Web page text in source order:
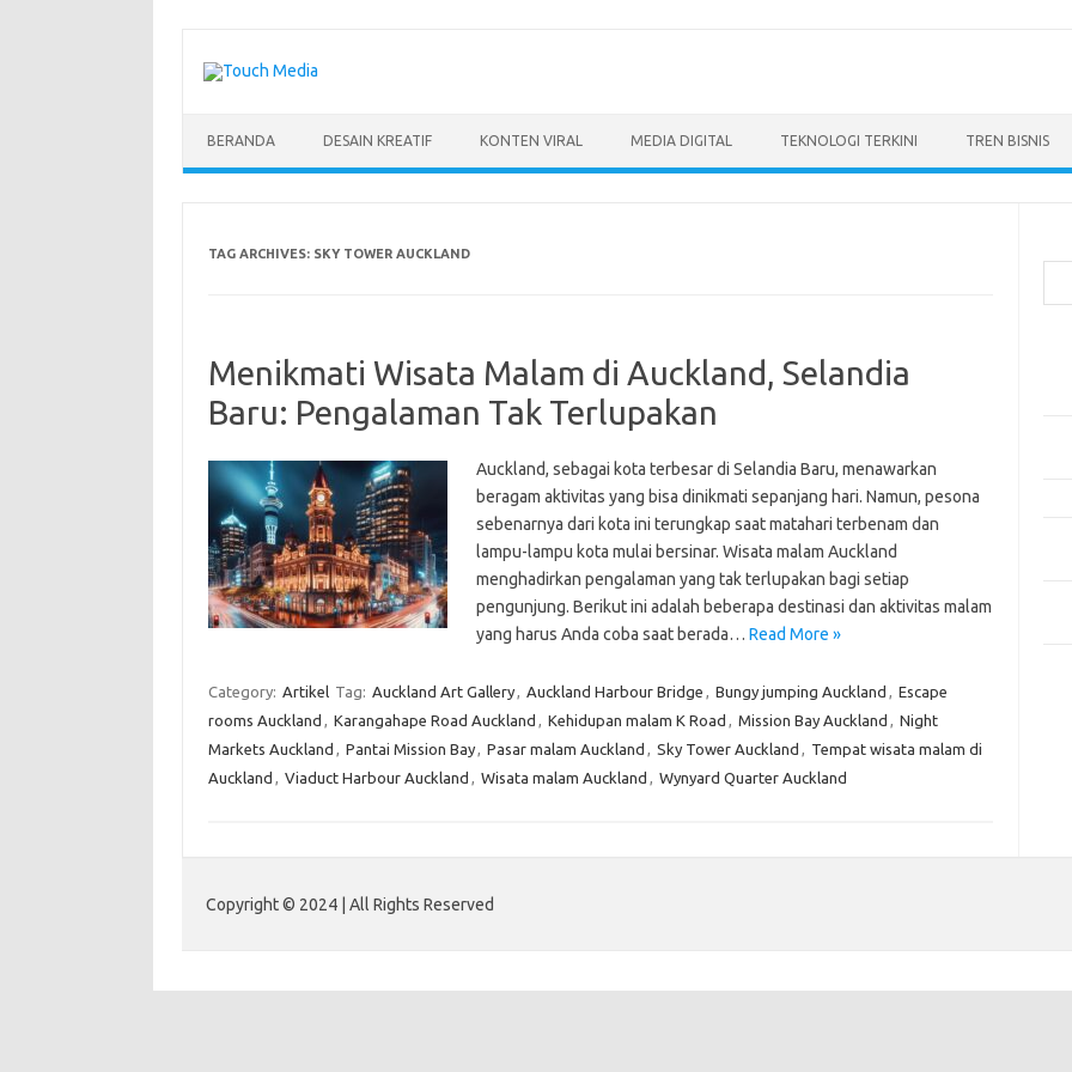
content
BERANDA DESAIN KREATIF KONTEN VIRAL MEDIA DIGITAL TEKNOLOGI TERKINI TREN BISNIS
TAG ARCHIVES: SKY TOWER AUCKLAND
Menikmati Wisata Malam di Auckland, Selandia
Baru: Pengalaman Tak Terlupakan
Auckland, sebagai kota terbesar di Selandia Baru, menawarkan
beragam aktivitas yang bisa dinikmati sepanjang hari. Namun, pesona
sebenarnya dari kota ini terungkap saat matahari terbenam dan
lampu-lampu kota mulai bersinar. Wisata malam Auckland
menghadirkan pengalaman yang tak terlupakan bagi setiap
pengunjung. Berikut ini adalah beberapa destinasi dan aktivitas malam
yang harus Anda coba saat berada… Read More »
Category: Artikel Tag: Auckland Art Gallery, Auckland Harbour Bridge , Bungy jumping Auckland , Escape
rooms Auckland , Karangahape Road Auckland , Kehidupan malam K Road , Mission Bay Auckland , Night
Markets Auckland , Pantai Mission Bay, Pasar malam Auckland , Sky Tower Auckland , Tempat wisata malam di
Auckland , Viaduct Harbour Auckland , Wisata malam Auckland , Wynyard Quarter Auckland
Copyright © 2024 | All Rights Reserved